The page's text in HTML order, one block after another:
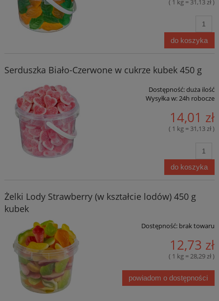
( 1 kg = 31,13 zł )
do koszyka
Serduszka Biało-Czerwone w cukrze kubek 450 g
Dostępność:duża ilość
Wysyłka w:24h robocze
14,01 zł
( 1 kg = 31,13 zł )
do koszyka
Żelki Lody Strawberry (w kształcie lodów) 450 g
kubek
Dostępność: brak towaru
12,73 zł
( 1 kg = 28,29 zł )
powiadom o dostępności